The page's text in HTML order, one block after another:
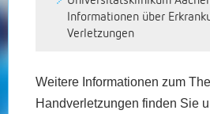
Informationen über
Verletzungen
Weitere Informationen zum
Handverletzungen finden Sie